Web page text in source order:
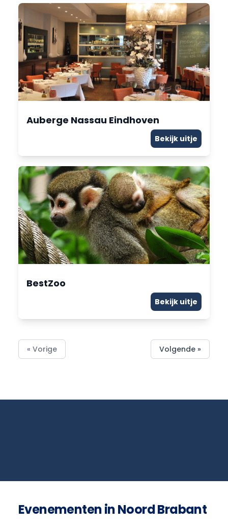
Auberge Nassau Eindhoven
Bekijk uitje
BestZoo
Bekijk uitje
« Vorige Volgende »
Evenementen in Noord Brabant